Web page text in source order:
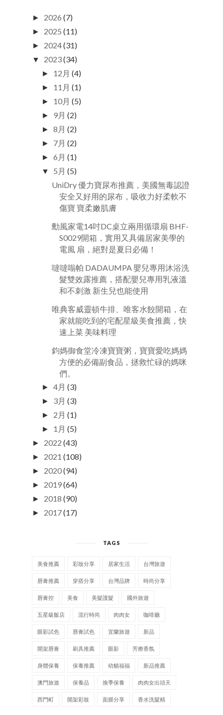
► 2026 (7)
► 2025 (11)
► 2024(31)
▼ 2023(34)
► 12月 (4)
► 11月 (1)
► 10月 (5)
► 9月 (2)
►8月 (2)
► 7月 (2)
►6月 (1)
▼ 5月 (5)
UniDry 優力寶尿布推薦，美國無毒認證
安全又好用的尿布，吸收力好柔軟不
傷寶 寶柔嫩肌膚
勳風家電14吋DC桌立兩用循環扇 BHF-
S0029開箱，實用又具備居家美學的
電風 扇，絕對是夏日必備！
噠噠嗡帕 DADAUMPA 嬰兒專用沐浴洗
髮雙效露推薦，搭配嬰兒專用乳液溫
和不刺激 新生兒也能使用
唯典客威靈頓牛排、唯客水餃開箱，在
家就能吃到的宅配星級美食推薦，快
速上菜 美味料理
鈞媽御食堂冷凍寶寶粥，寶寶愛吃媽媽
方便的必備副食品，拯救忙碌的媽咪
們。
►4月 (3)
► 3月 (3)
► 2月 (1)
► 1月 (5)
► 2022 (43)
► 2021 (108)
► 2020(94)
► 2019(64)
► 2018 (90)
► 2017(17)
TAGS
美食推薦 彩妝分享 居家生活 台灣旅遊
唇膏推薦 穿搭分享 台灣品牌 時尚分享
唇膏控 美食 美髮護髮 國外旅遊
五星級飯店 流行時尚 肉肉女 咖啡廳
眼影試色 唇膏試色 宜蘭旅遊 新品
開架唇膏 刷具推薦 眼影 芳療香氛
身體保養 保養推薦 幼貓福福 新品推薦
澳門旅遊 保養品 換季保養 肉肉女出頭天
西門町 開架彩妝 面膜分享 香水洗髮精